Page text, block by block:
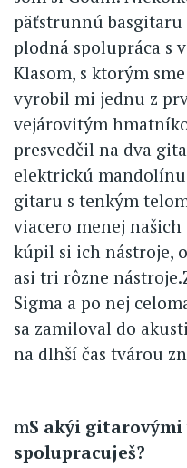
päťstrunnú basgitaru
plodná spolupráca s
Klasom, s ktorým
vyrobil mi jednu z
vejárovitým
presvedčil na dva
elektrickú
gitaru s tenkým
viacero menej
kúpil si ich nástroje,
asi tri rôzne
Sigma a po nej
sa zamiloval do
na dlhší čas tvárou
mS akýi
spolupracuješ?